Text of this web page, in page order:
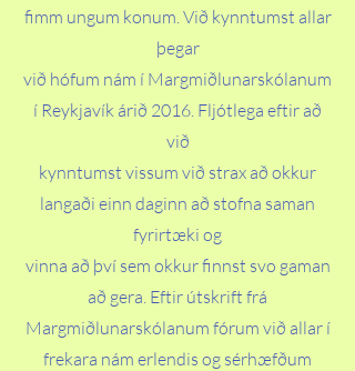
fimm ungum konum. Við kynntumst allar
þegar
við hófum nám í Margmiðlunarskólanum
í Reykjavík árið 2016. Fljótlega eftir að
við
kynntumst vissum við strax að okkur
langaði einn daginn að stofna saman
fyrirtæki og
vinna að því sem okkur finnst svo gaman
að gera. Eftir útskrift frá
Margmiðlunarskólanum fórum við allar í
frekara nám erlendis og sérhæfðum